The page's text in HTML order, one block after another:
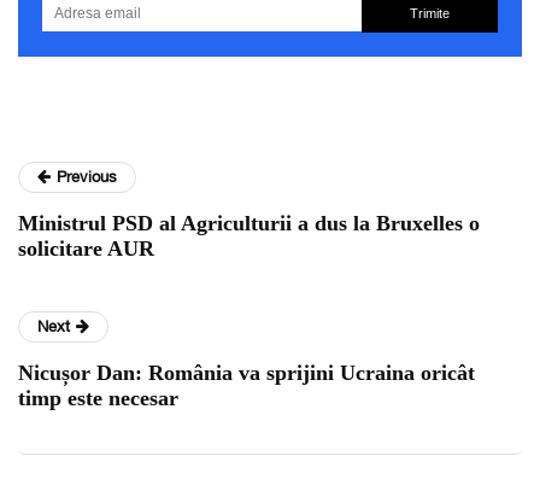
Trimite
Previous
Ministrul PSD al Agriculturii a dus la Bruxelles o
solicitare AUR
Next
Nicușor Dan: România va sprijini Ucraina oricât
timp este necesar